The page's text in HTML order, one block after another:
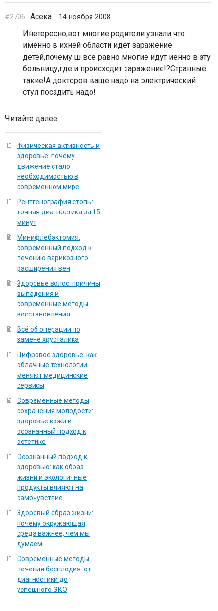
#2706 Асека 14 ноября 2008
Инетересно,вот многие родители узнали что
именно в ихней области идет заражение
детей,почему ш все равно многие идут иенно в эту
больницу,где и происходит заражение!?Странные
такие!А докторов ваще надо на электрический
стул посадить надо!
Читайте далее:
Физическая активность и
здоровье: почему
движение стало
необходимостью в
современном мире
Рентгенография стопы:
точная диагностика за 15
минут
Минифлебэктомия:
современный подход к
лечению варикозного
расширения вен
Здоровье волос: причины
выпадения и
современные методы
восстановления
Всё об операции по
замене хрусталика
Цифровое здоровье: как
облачные технологии
меняют медицинские
сервисы
Современные методы
сохранения молодости:
здоровье кожи и
осознанный подход к
эстетике
Осознанный подход к
здоровью: как образ
жизни и экологичные
продукты влияют на
самочувствие
Здоровый образ жизни:
почему окружающая
среда важнее, чем мы
думаем
Современные методы
лечения бесплодия: от
диагностики до
успешного ЭКО